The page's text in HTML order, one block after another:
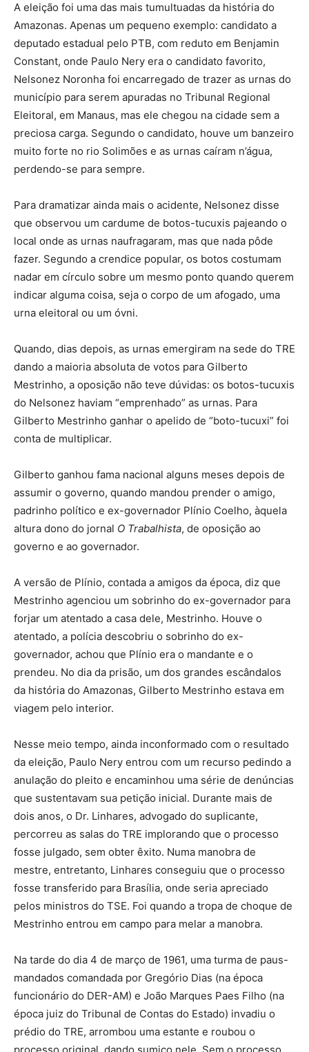
A eleição foi uma das mais tumultuadas da história do
Amazonas. Apenas um pequeno exemplo: candidato a
deputado estadual pelo PTB, com reduto em Benjamin
Constant, onde Paulo Nery era o candidato favorito,
Nelsonez Noronha foi encarregado de trazer as urnas do
município para serem apuradas no Tribunal Regional
Eleitoral, em Manaus, mas ele chegou na cidade sem a
preciosa carga. Segundo o candidato, houve um banzeiro
muito forte no rio Solimões e as urnas caíram n’água,
perdendo-se para sempre.
Para dramatizar ainda mais o acidente, Nelsonez disse
que observou um cardume de botos-tucuxis pajeando o
local onde as urnas naufragaram, mas que nada pôde
fazer. Segundo a crendice popular, os botos costumam
nadar em círculo sobre um mesmo ponto quando querem
indicar alguma coisa, seja o corpo de um afogado, uma
urna eleitoral ou um óvni.
Quando, dias depois, as urnas emergiram na sede do TRE
dando a maioria absoluta de votos para Gilberto
Mestrinho, a oposição não teve dúvidas: os botos-tucuxis
do Nelsonez haviam “emprenhado” as urnas. Para
Gilberto Mestrinho ganhar o apelido de “boto-tucuxi” foi
conta de multiplicar.
Gilberto ganhou fama nacional alguns meses depois de
assumir o governo, quando mandou prender o amigo,
padrinho político e ex-governador Plínio Coelho, àquela
altura dono do jornal O Trabalhista, de oposição ao
governo e ao governador.
A versão de Plínio, contada a amigos da época, diz que
Mestrinho agenciou um sobrinho do ex-governador para
forjar um atentado a casa dele, Mestrinho. Houve o
atentado, a polícia descobriu o sobrinho do ex-
governador, achou que Plínio era o mandante e o
prendeu. No dia da prisão, um dos grandes escândalos
da história do Amazonas, Gilberto Mestrinho estava em
viagem pelo interior.
Nesse meio tempo, ainda inconformado com o resultado
da eleição, Paulo Nery entrou com um recurso pedindo a
anulação do pleito e encaminhou uma série de denúncias
que sustentavam sua petição inicial. Durante mais de
dois anos, o Dr. Linhares, advogado do suplicante,
percorreu as salas do TRE implorando que o processo
fosse julgado, sem obter êxito. Numa manobra de
mestre, entretanto, Linhares conseguiu que o processo
fosse transferido para Brasília, onde seria apreciado
pelos ministros do TSE. Foi quando a tropa de choque de
Mestrinho entrou em campo para melar a manobra.
Na tarde do dia 4 de março de 1961, uma turma de paus-
mandados comandada por Gregório Dias (na época
funcionário do DER-AM) e João Marques Paes Filho (na
época juiz do Tribunal de Contas do Estado) invadiu o
prédio do TRE, arrombou uma estante e roubou o